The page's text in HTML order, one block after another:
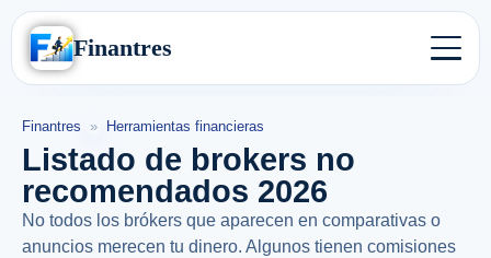
Finantres
Finantres » Herramientas financieras
Listado de brokers no
recomendados 2026
No todos los brókers que aparecen en comparativas o
anuncios merecen tu dinero. Algunos tienen comisiones